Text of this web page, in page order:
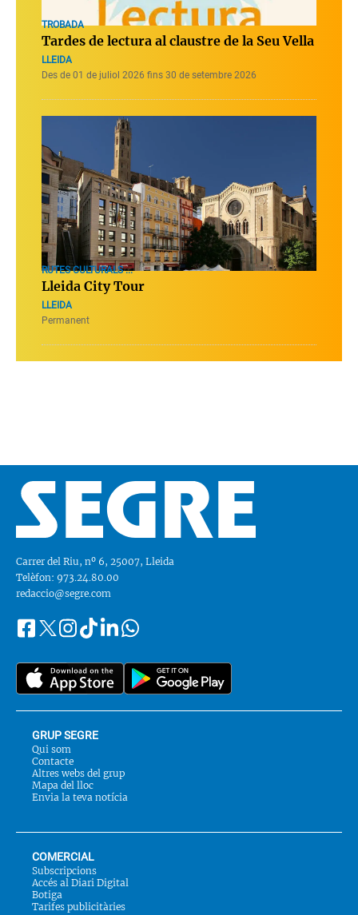
TROBADA
Tardes de lectura al claustre de la Seu Vella
LLEIDA
Des de 01 de juliol 2026 fins 30 de setembre 2026
RUTES CULTURALS ...
Lleida City Tour
LLEIDA
Permanent
Carrer del Riu, nº 6, 25007, Lleida
Telèfon: 973.24.80.00
redaccio@segre.com
Segueix-
a::
FacebookInstagram
TiktokLinkedinWhatsapp
GRUP SEGRE
Qui som
Contacte
Altres webs del grup
Mapa del lloc
Envia la teva notícia
COMERCIAL
Subscripcions
Accés al Diari Digital
Botiga
Tarifes publicitàries